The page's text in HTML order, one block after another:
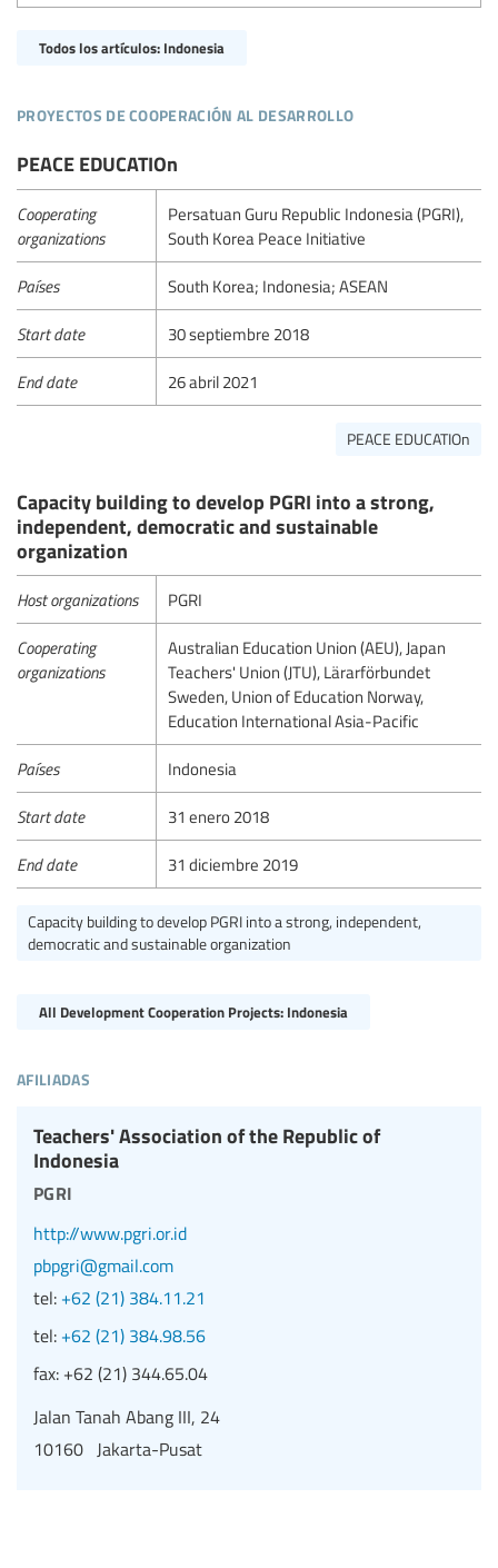
Todos los artículos: Indonesia
proyectos de cooperación al desarrollo
PEACE EDUCATIOn
Cooperating
organizations
Persatuan Guru Republic Indonesia (PGRI),
South Korea Peace Initiative
Países South Korea; Indonesia; ASEAN
Start date 30 septiembre 2018
End date 26 abril 2021
PEACE EDUCATIOn
Capacity building to develop PGRI into a strong,
independent, democratic and sustainable
organization
Host organizations PGRI
Cooperating
organizations
Australian Education Union (AEU), Japan
Teachers' Union (JTU), Lärarförbundet
Sweden, Union of Education Norway,
Education International Asia-Pacific
Países Indonesia
Start date 31 enero 2018
End date 31 diciembre 2019
Capacity building to develop PGRI into a strong, independent,
democratic and sustainable organization
All Development Cooperation Projects: Indonesia
afiliadas
Teachers' Association of the Republic of
Indonesia
pgri
http://www.pgri.or.id
pbpgri@gmail.com
tel: +62 (21) 384.11.21
tel: +62 (21) 384.98.56
fax: +62 (21) 344.65.04
Jalan Tanah Abang III, 24
10160 Jakarta-Pusat